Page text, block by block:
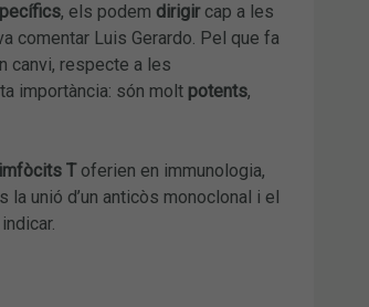
, els podem dirigircap a les
comentar Luis Gerardo. Pel que fa
canvi, respecte a les
importància: són molt potents,
T oferien en immunologia,
la unió d’un anticòs monoclonal i el